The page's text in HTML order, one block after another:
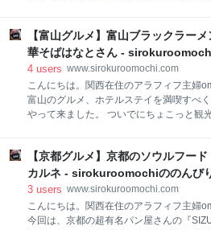
来ました。 席数もかなりあるので、満席
て事は無いと思います。 ビュッフェメニ
は品数も多くて、和・洋・中い
さんは、江戸時代末期の創業で、「献上
です 出雲に行ったら、絶対羽根屋さんの
い！と思っていました 羽根屋さんは、３
献上そば羽根屋 本店 献上そば羽根屋 出
館店 献上そば羽根屋 大津店 があります
行列が出来る人気店なのですが、今回は車
まいましたが、立て札に沿って行けました
麩羅蕎麦や山かけ蕎麦、ざるそばなどいろ
麦、定食があります 今回食べたもの 三
￥１
【富山グルメ】富山ブラックラー
華そばはなとさん -
4 users www.sirokuroomochi.com
こんにちは。関西在住のアラフィフ主婦
富山のグルメ、ホテルステイを満喫すべ
やって来ました。 ついでにちょこっと観
今回は、富山グルメの代名詞。ブラック
味しかった貝出汁ラーメンの紹介です。
ブラックラーメン 麺家いろはさん 富山
富山ブラックラーメンの超有名店です。
のCiCと言うビルの地下１階にあります
【京都グルメ】京都のソウルフー
カルネ - sirokuroomochiののんび
3 users www.sirokuroomochi.com
こんにちは。関西在住のアラフィフ主婦
今回は、京都の超有名パン屋さんの『